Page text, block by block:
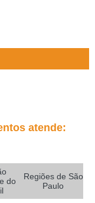
atende:
do
Regiões de São
Paulo